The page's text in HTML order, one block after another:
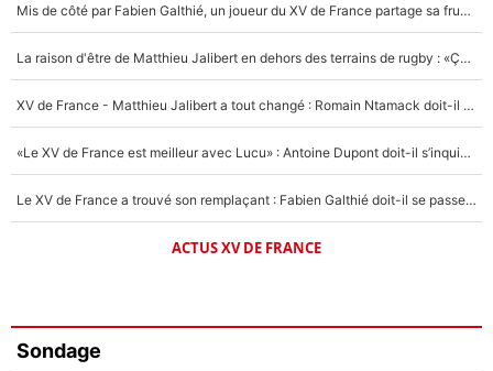
Mis de côté par Fabien Galthié, un joueur du XV de France partage sa frustration : «ils ne me l’ont pas dit tout de suite»
La raison d'être de Matthieu Jalibert en dehors des terrains de rugby : «Ça m'atteint autant que si tu touches à un membre de ma famille»
XV de France - Matthieu Jalibert a tout changé : Romain Ntamack doit-il s’inquiéter pour sa place à un an de la Coupe du monde ?
«Le XV de France est meilleur avec Lucu» : Antoine Dupont doit-il s’inquiéter pour sa place ?
Le XV de France a trouvé son remplaçant : Fabien Galthié doit-il se passer d'Antoine Dupont ?
ACTUS XV DE FRANCE
Sondage